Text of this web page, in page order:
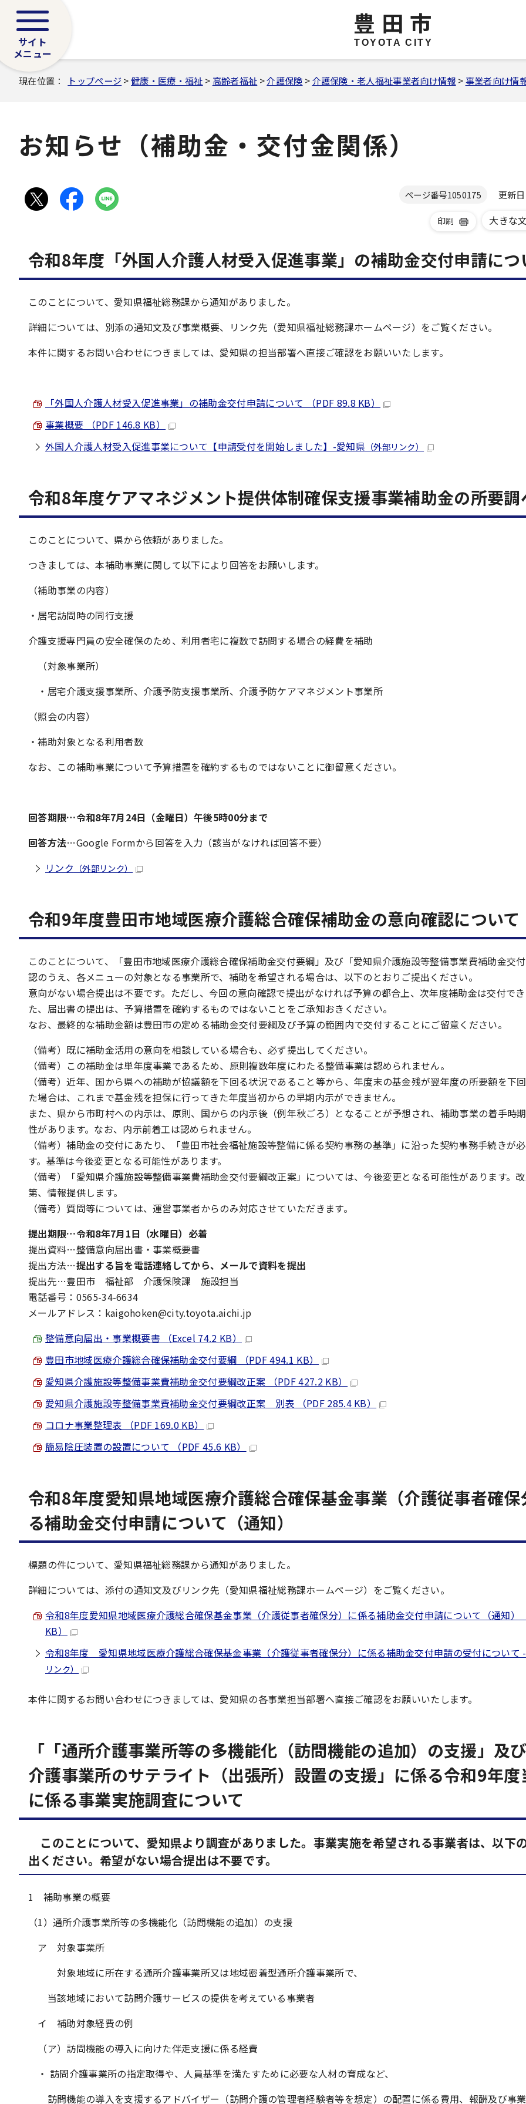
豊田市
TOYOTA CITY
サイト
メニュー
現在位置： トップページ >健康・医療・福祉 > 高齢者福祉 >介護保険 >介護保険・老人福祉事業者向け情報 >事業者向け情
お知らせ（補助金・交付金関係）
ページ番号1050175 更新日
印刷 大きな
令和8年度「外国人介護人材受入促進事業」の補助金交付申請につ
このことについて、愛知県福祉総務課から通知がありました。
詳細については、別添の通知文及び事業概要、リンク先（愛知県福祉総務課ホームページ）をご覧ください。
本件に関するお問い合わせにつきましては、愛知県の担当部署へ直接ご確認をお願いいたします。
「外国人介護人材受入促進事業」の補助金交付申請について （PDF 89.8 KB）
事業概要 （PDF 146.8 KB）
外国人介護人材受入促進事業について【申請受付を開始しました】-愛知県 （外部リンク）
令和8年度ケアマネジメント提供体制確保支援事業補助金の所要調
このことについて、県から依頼がありました。
つきましては、本補助事業に関して以下により回答をお願いします。
（補助事業の内容）
・居宅訪問時の同行支援
介護支援専門員の安全確保のため、利用者宅に複数で訪問する場合の経費を補助
（対象事業所）
・居宅介護支援事業所、介護予防支援事業所、介護予防ケアマネジメント事業所
（照会の内容）
・補助対象となる利用者数
なお、この補助事業について予算措置を確約するものではないことに御留意ください。
回答期限…令和8年7月24日（金曜日）午後5時00分まで
回答方法…Google Formから回答を入力（該当がなければ回答不要）
リンク （外部リンク）
令和9年度豊田市地域医療介護総合確保補助金の意向確認について
このことについて、「豊田市地域医療介護総合確保補助金交付要綱」及び「愛知県介護施設等整備事業費補助金交
認のうえ、各メニューの対象となる事業所で、補助を希望される場合は、以下のとおりご提出ください。
意向がない場合提出は不要です。ただし、今回の意向確認で提出がなければ予算の都合上、次年度補助金は交付で
た、届出書の提出は、予算措置を確約するものではないことをご承知おきください。
なお、最終的な補助金額は豊田市の定める補助金交付要綱及び予算の範囲内で交付することにご留意ください。
（備考）既に補助金活用の意向を相談している場合も、必ず提出してください。
（備考）この補助金は単年度事業であるため、原則複数年度にわたる整備事業は認められません。
（備考）近年、国から県への補助が協議額を下回る状況であること等から、年度末の基金残が翌年度の所要額を下
た場合は、これまで基金残を担保に行ってきた年度当初からの早期内示ができません。
また、県から市町村への内示は、原則、国からの内示後（例年秋ごろ）となることが予想され、補助事業の着手時
性があります。なお、内示前着工は認められません。
（備考）補助金の交付にあたり、「豊田市社会福祉施設等整備に係る契約事務の基準」に沿った契約事務手続きが
す。基準は今後変更となる可能性があります。
（備考）「愛知県介護施設等整備事業費補助金交付要綱改正案」については、今後変更となる可能性があります。
第、情報提供します。
（備考）質問等については、運営事業者からのみ対応させていただきます。
提出期限…令和8年7月1日（水曜日）必着
提出資料…整備意向届出書・事業概要書
提出方法…提出する旨を電話連絡してから、メールで資料を提出
提出先…豊田市 福祉部 介護保険課 施設担当
電話番号：0565-34-6634
メールアドレス：kaigohoken@city.toyota.aichi.jp
整備意向届出・事業概要書 （Excel 74.2 KB）
豊田市地域医療介護総合確保補助金交付要綱 （PDF 494.1 KB）
愛知県介護施設等整備事業費補助金交付要綱改正案 （PDF 427.2 KB）
愛知県介護施設等整備事業費補助金交付要綱改正案 別表 （PDF 285.4 KB）
コロナ事業整理表 （PDF 169.0 KB）
簡易陰圧装置の設置について （PDF 45.6 KB）
令和8年度愛知県地域医療介護総合確保基金事業（介護従事者確
る補助金交付申請について（通知）
標題の件について、愛知県福祉総務課から通知がありました。
詳細については、添付の通知文及びリンク先（愛知県福祉総務課ホームページ）をご覧ください。
令和8年度愛知県地域医療介護総合確保基金事業（介護従事者確保分）に係る補助金交付申請について（通知）
KB）
令和8年度 愛知県地域医療介護総合確保基金事業（介護従事者確保分）に係る補助金交付申請の受付について
リンク）
本件に関するお問い合わせにつきましては、愛知県の各事業担当部署へ直接ご確認をお願いいたします。
「「通所介護事業所等の多機能化（訪問機能の追加）の支援」及
介護事業所のサテライト（出張所）設置の支援」に係る令和9年
に係る事業実施調査について
このことについて、愛知県より調査がありました。事業実施を希望される事業者は、以下
出ください。希望がない場合提出は不要です。
1 補助事業の概要
（1）通所介護事業所等の多機能化（訪問機能の追加）の支援
ア 対象事業所
対象地域に所在する通所介護事業所又は地域密着型通所介護事業所で、
当該地域において訪問介護サービスの提供を考えている事業者
イ 補助対象経費の例
（ア）訪問機能の導入に向けた伴走支援に係る経費
・ 訪問介護事業所の指定取得や、人員基準を満たすために必要な人材の育成など、
訪問機能の導入を支援するアドバイザー（訪問介護の管理者経験者等を想定）の配置に係る費用、報酬及び事